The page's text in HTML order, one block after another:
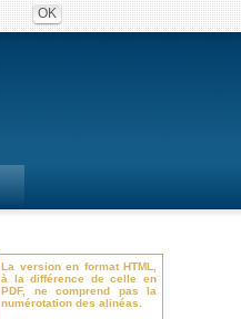
La version en format HTML,
à la différence de celle en
PDF, ne comprend pas la
numérotation des alinéas.